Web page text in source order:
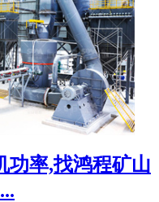
功率,找鸿程矿山